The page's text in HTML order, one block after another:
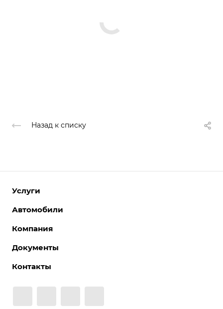
Назад к списку
Услуги
Автомобили
Компания
Документы
Контакты